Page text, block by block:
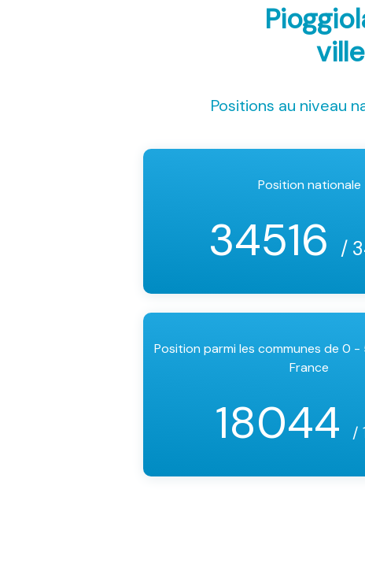
Positions au niveau
Position nationale
34516 /
Position parmi les communes de 0
France
18044 /